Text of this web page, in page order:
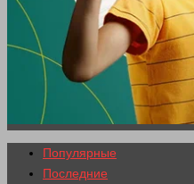
Популярные
Последние